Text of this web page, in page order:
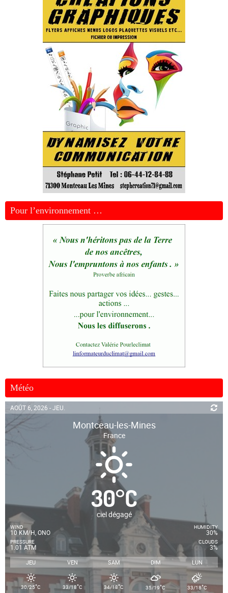
Pour l’environnement …
Météo
AOÛT 6, 2026 - JEU.
Montceau-les-Mines
France
30°C
ciel dégagé
WIND
10 KM/H, ONO
PRESSURE
1.01 ATM
HUMIDITY
30%
CLOUDS
3%
JEU VEN SAM DIM LUN
30/25°C 33/18°C 34/18°C 35/19°C 33/18°C